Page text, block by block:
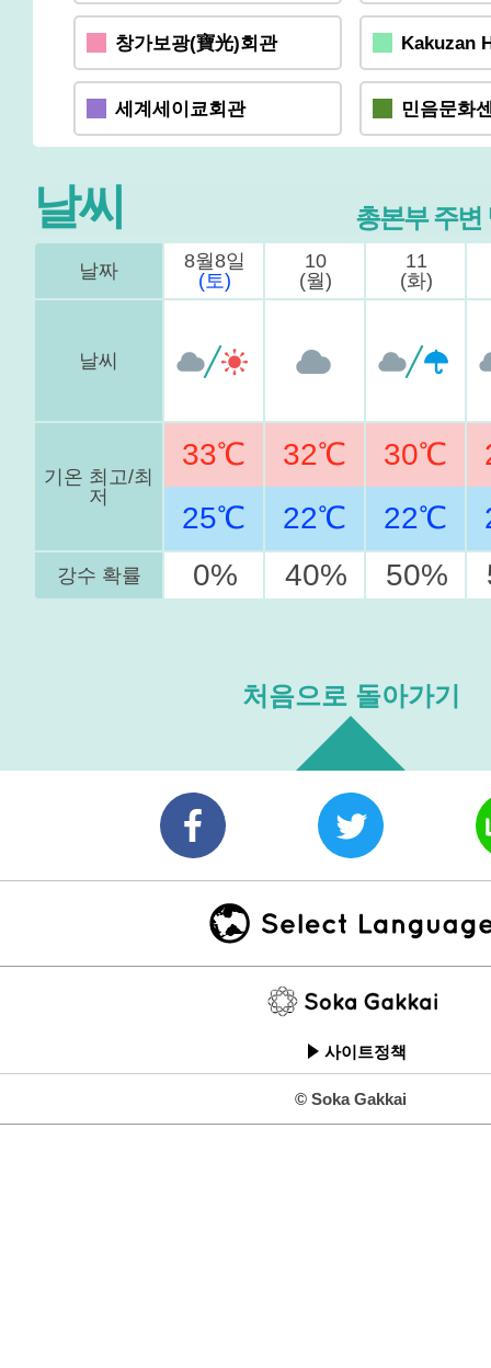
창가보광(寶光)회관 Kakuzan
세계세이쿄회관 민음문화
날씨 총본부 주변
날짜
8월8일
(토)
10
(월)
11
(화)
날씨
기온 최고/최
저
33℃
25℃
32℃
22℃
30℃
22℃
강수 확률 0% 40% 50%
처음으로 돌아가기
사이트정책
© Soka Gakkai